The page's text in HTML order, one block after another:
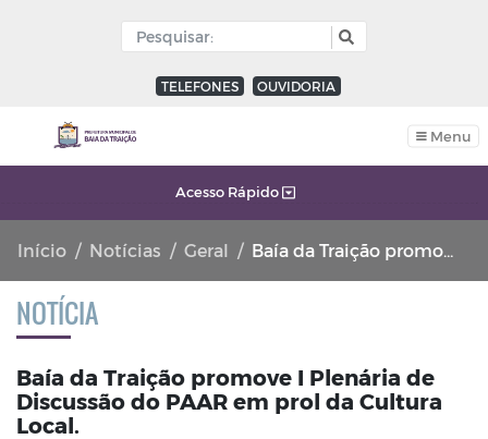
TELEFONES OUVIDORIA
Menu
Acesso Rápido
Início Notícias Geral Baía da Traição promove I Plenária de Discussão do PAAR em prol da Cultura Local.
NOTÍCIA
Baía da Traição promove I Plenária de
Discussão do PAAR em prol da Cultura
Local.